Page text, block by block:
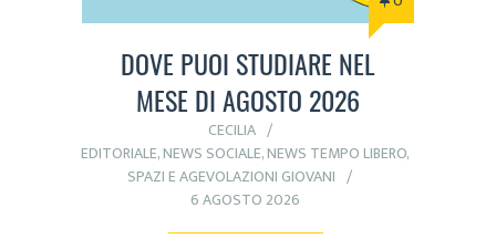
DOVE PUOI STUDIARE NEL
MESE DI AGOSTO 2026
CECILIA
EDITORIALE,NEWS SOCIALE,NEWS TEMPO LIBERO,
SPAZI E AGEVOLAZIONI GIOVANI
6 AGOSTO 2026